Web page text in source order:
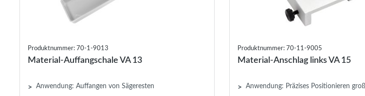
Produktnummer: 70-1-9013
Material-Auffangschale VA 13
> Anwendung: Auffangen von Sägeresten
Produktnummer: 70-11-9005
Material-Anschlag links VA 15
> Anwendung: Präzises Positionieren